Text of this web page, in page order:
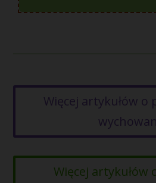
Więcej artykułów o
Więcej artykułów